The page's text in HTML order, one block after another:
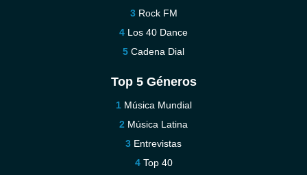
Rock FM
Los 40 Dance
Cadena Dial
Top 5 Géneros
Música Mundial
Música Latina
Entrevistas
Top 40